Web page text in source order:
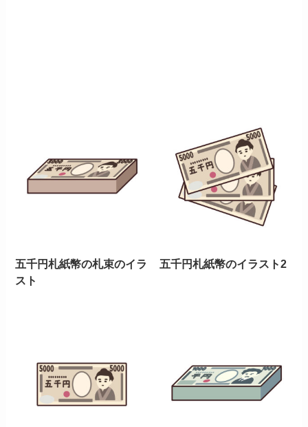
五千円札紙幣の札束のイラ
スト
五千円札紙幣のイラスト2